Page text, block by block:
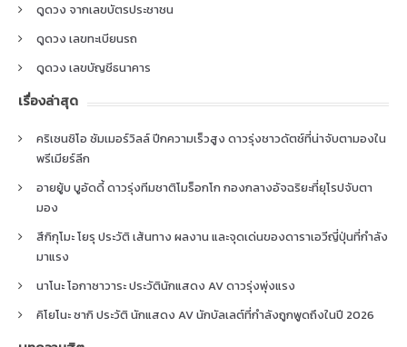
ดูดวง จากเลขบัตรประชาชน
ดูดวง เลขทะเบียนรถ
ดูดวง เลขบัญชีธนาคาร
เรื่องล่าสุด
คริเซนซิโอ ซัมเมอร์วิลล์ ปีกความเร็วสูง ดาวรุ่งชาวดัตช์ที่น่าจับตามองใน
พรีเมียร์ลีก
อายยู้บ บูอัดดี้ ดาวรุ่งทีมชาติโมร็อกโก กองกลางอัจฉริยะที่ยุโรปจับตา
มอง
สึกิกุโมะ โยรุ ประวัติ เส้นทาง ผลงาน และจุดเด่นของดาราเอวีญี่ปุ่นที่กำลัง
มาแรง
นาโนะ โอกาซาวาระ ประวัตินักแสดง AV ดาวรุ่งพุ่งแรง
คิโยโนะ ซากิ ประวัติ นักแสดง AV นักบัลเลต์ที่กำลังถูกพูดถึงในปี 2026